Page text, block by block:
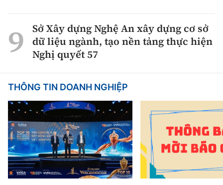
Sở Xây dựng Nghệ An xây dựng cơ sở
dữ liệu ngành, tạo nền tảng thực hiện
Nghị quyết 57
THÔNG TIN DOANH NGHIỆP